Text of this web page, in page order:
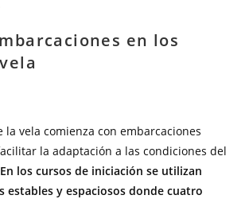
en los
la vela comienza con embarcaciones
la adaptación a las condiciones del
En los cursos de iniciación se utilizan
estables y espaciosos donde cuatro